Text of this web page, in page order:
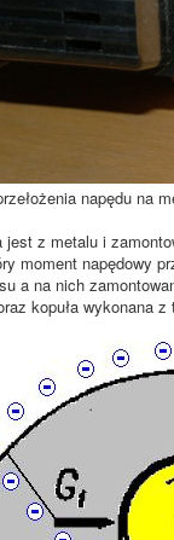
napędu na
jest z metalu i
moment napędowy
a na nich
kopuła wykonana